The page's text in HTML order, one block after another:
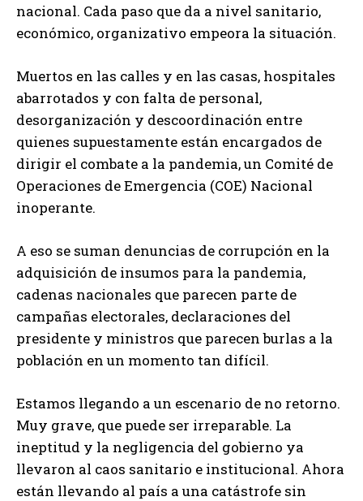
nacional. Cada paso que da a nivel sanitario,
económico, organizativo empeora la situación.
Muertos en las calles y en las casas, hospitales
abarrotados y con falta de personal,
desorganización y descoordinación entre
quienes supuestamente están encargados de
dirigir el combate a la pandemia, un Comité de
Operaciones de Emergencia (COE) Nacional
inoperante.
A eso se suman denuncias de corrupción en la
adquisición de insumos para la pandemia,
cadenas nacionales que parecen parte de
campañas electorales, declaraciones del
presidente y ministros que parecen burlas a la
población en un momento tan difícil.
Estamos llegando a un escenario de no retorno.
Muy grave, que puede ser irreparable. La
ineptitud y la negligencia del gobierno ya
llevaron al caos sanitario e institucional. Ahora
están llevando al país a una catástrofe sin